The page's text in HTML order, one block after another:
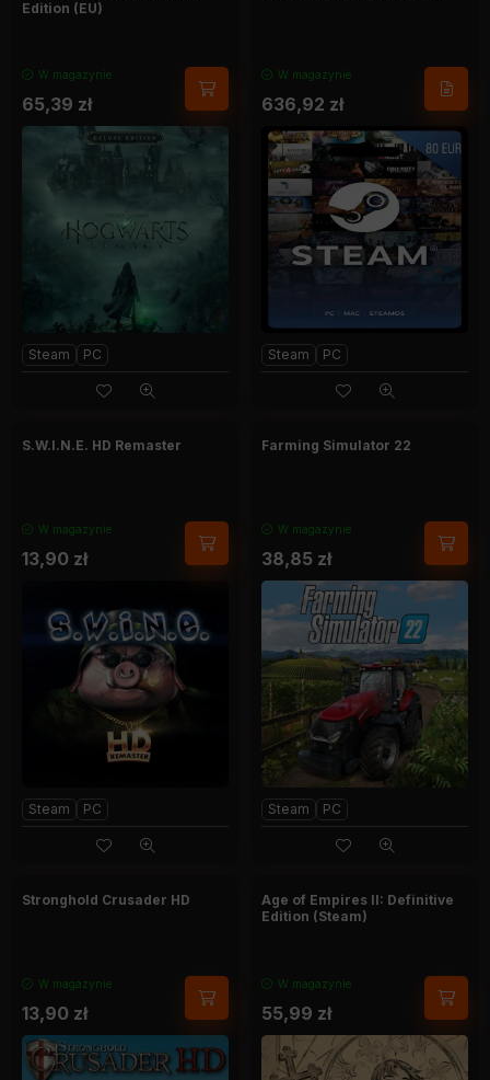
Edition (EU)
W magazynie
65,39 zł
Steam PC
W magazynie
636,92 zł
Steam PC
S.W.I.N.E. HD Remaster
W magazynie
13,90 zł
Steam PC
Farming Simulator 22
W magazynie
38,85 zł
Steam PC
Stronghold Crusader HD
W magazynie
13,90 zł
Age of Empires II: Definitive
Edition (Steam)
W magazynie
55,99 zł